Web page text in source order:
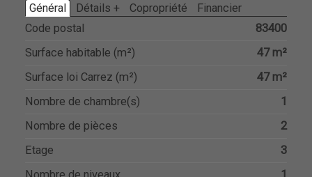
Général Détails + Copropriété
Financier
Code postal
83400
Surface habitable (m²)
47 m²
Surface loi Carrez (m²)
47 m²
Nombre de chambre(s)
1
Nombre de pièces
2
Etage
3